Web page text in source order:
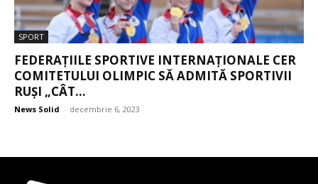
SPORT
FEDERAȚIILE SPORTIVE INTERNAȚIONALE CER
COMITETULUI OLIMPIC SĂ ADMITĂ SPORTIVII
RUȘI „CÂT...
News Solid - decembrie 6, 2023